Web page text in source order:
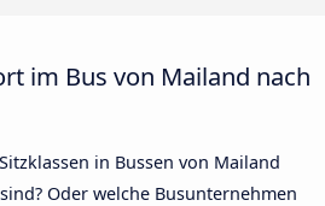
im Bus von Mailand nach
in Bussen von Mailand
Oder welche Busunternehmen